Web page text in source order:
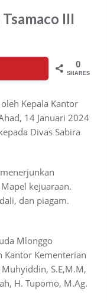
III
0
SHARES
Kepala Kantor
14 Januari 2024
Divas Sabira
kejuaraan.
dan piagam.
Mlonggo
Kantor Kementerian
S.E,M.M,
H. Tupomo, M.Ag.